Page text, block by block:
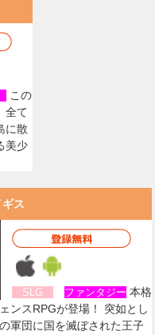
この
全て
に散
美少
ス
SLG ファンタジー 本格
ンスRPGが登場！ 突如とし
軍団に国を滅ぼされた王子